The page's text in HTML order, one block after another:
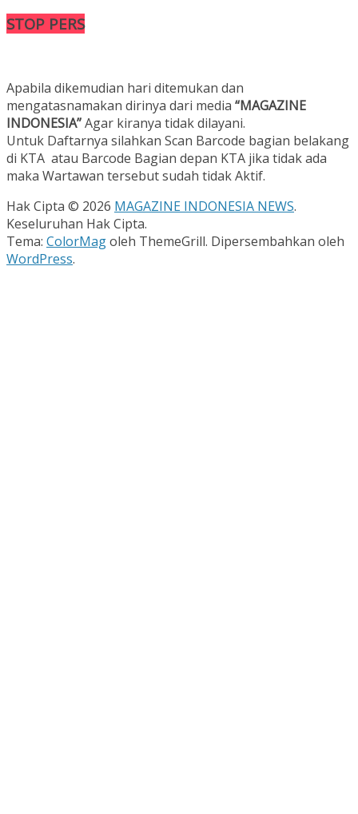
STOP PERS
Apabila dikemudian hari ditemukan dan
mengatasnamakan dirinya dari media “MAGAZINE
INDONESIA”Agar kiranya tidak dilayani.
Untuk Daftarnya silahkan Scan Barcode bagian belakang
di KTA atau Barcode Bagian depan KTA jika tidak ada
maka Wartawan tersebut sudah tidak Aktif.
Hak Cipta © 2026 MAGAZINE INDONESIA NEWS.
Keseluruhan Hak Cipta.
Tema: ColorMagoleh ThemeGrill. Dipersembahkan oleh
WordPress.